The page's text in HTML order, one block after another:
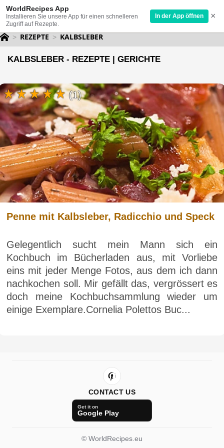
WorldRecipes App
Installieren Sie unsere App für einen schnelleren
Zugriff auf Rezepte.
In der App öffnen ×
REZEPTE KALBSLEBER
KALBSLEBER - REZEPTE | GERICHTE
Penne mit Kalbsleber, Radicchio und Speck
Gelegentlich sucht mein Mann sich ein
Kochbuch im Bücherladen aus, mit Vorliebe
eins mit jeder Menge Fotos, aus dem ich dann
nachkochen soll. Mir gefällt das, vergrössert es
doch meine Kochbuchsammlung wieder um
einige Exemplare.Cornelia Polettos Buc...
(1)
CONTACT US
Get it on
Google Play
© WorldRecipes.eu